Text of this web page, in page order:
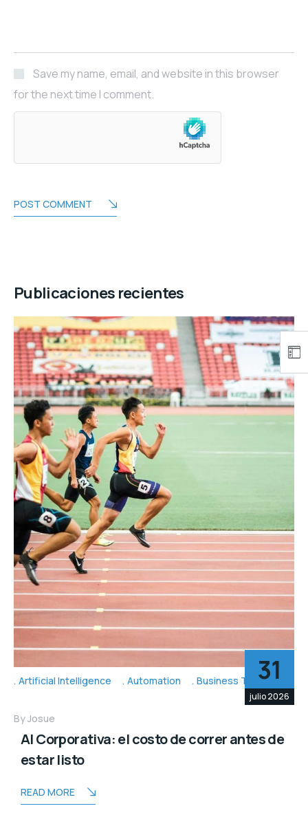
Save my name, email, and website in this browser
for the next time I comment.
POST COMMENT
Publicaciones recientes
Artificial Intelligence Automation Business Topic's31
julio 2026
ByJosue
AI Corporativa: el costo de correr antes de
estar listo
READ MORE